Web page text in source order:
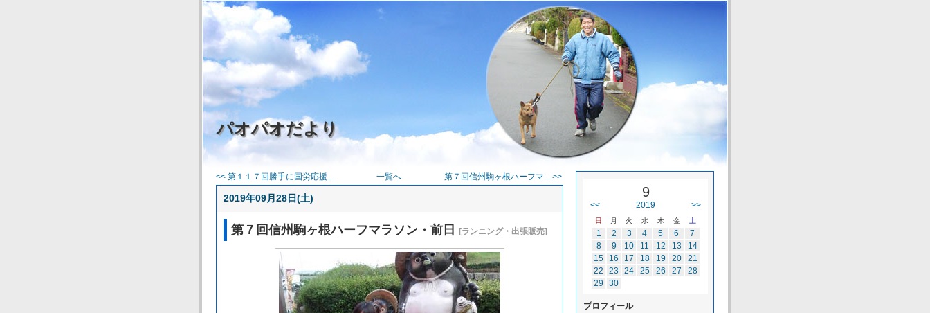
パオパオだより
<< 第１１７回勝手に国労応援... 一覧へ 第７回信州駒ヶ根ハーフマ... >>
2019年09月28日(土)
第７回信州駒ヶ根ハーフマラソン・前日 [ランニング・出張販売]
9
<< 2019 >>
日 月 火 水 木 金 土
1 2 3 4 5 6
7
8
9 10 11 12 13
14
15
16 17 18 19 20
21
22
23 24 25 26 27
28
29
30
プロフィール